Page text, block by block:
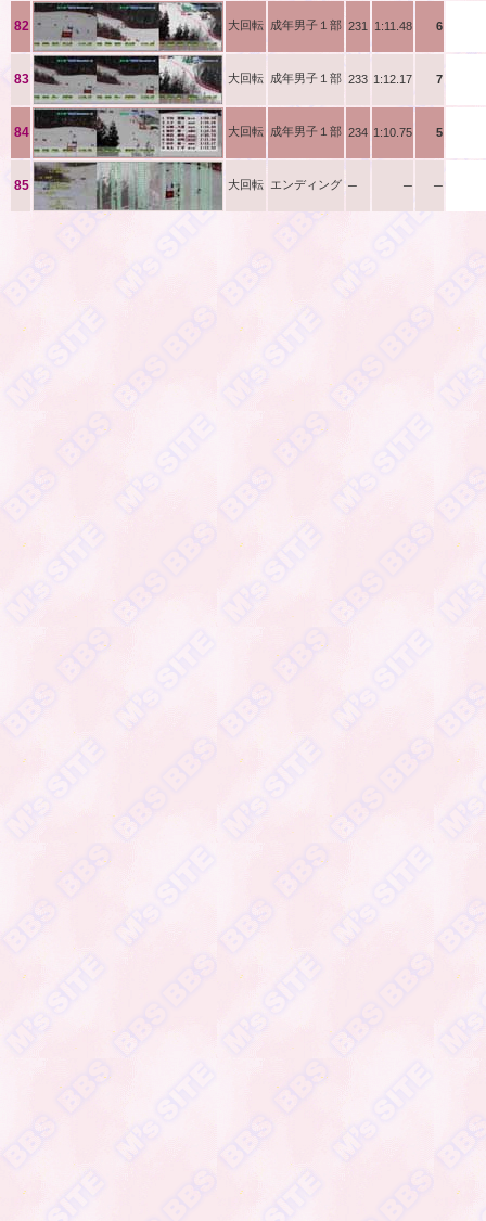
82 大回転 成年男子１部 231 1:11.48 6
83 大回転 成年男子１部 233 1:12.17 7
84 大回転 成年男子１部 234 1:10.75 5
85 大回転 エンディング ─ ─ ─